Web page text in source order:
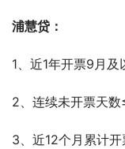
浦慧贷：
1、近1年开票9月及
2、连续未开票天
3、近12个月累计